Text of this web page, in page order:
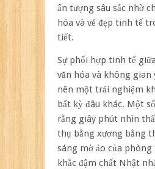
ấn tượng sâu sắc nhờ
hóa và vẻ đẹp tinh tế
tiết.
Sự phối hợp tinh tế
văn hóa và không gian
nên một trải nghiệm
bất kỳ đâu khác. Một
rằng giây phút nhìn
thụ bằng xương bằng
sáng mờ ảo của
khắc đậm chất Nhật